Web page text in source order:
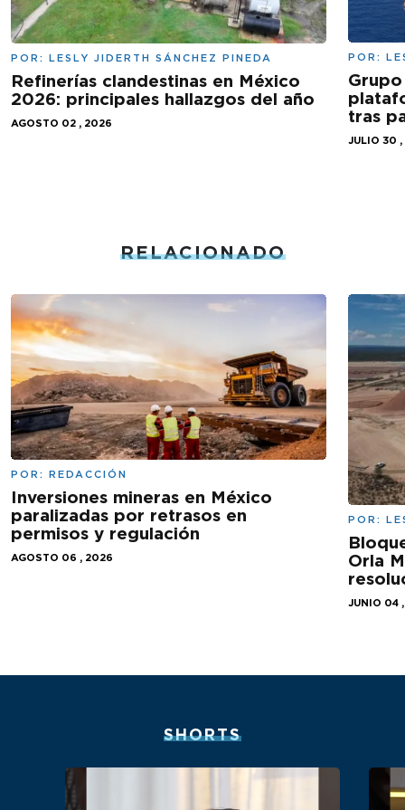
POR: LESLY JIDERTH SÁNCHEZ PINEDA
Refinerías clandestinas en México
2026: principales hallazgos del año
AGOSTO 02 , 2026
POR:
tras
JULIO 30
RELACIONADO
POR: REDACCIÓN
Inversiones mineras en México
paralizadas por retrasos en
permisos y regulación
AGOSTO 06 , 2026
POR:
Orla
JUNIO 04
SHORTS